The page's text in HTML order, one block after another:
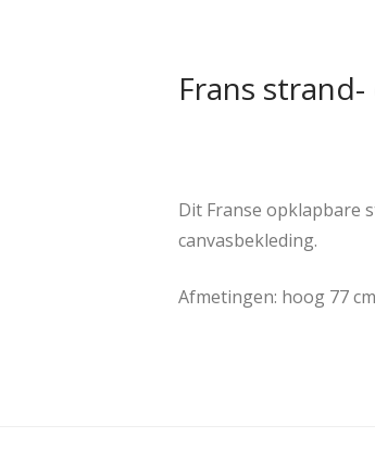
Frans
Dit Franse opklapbare
canvasbekleding.
Afmetingen: hoog 77